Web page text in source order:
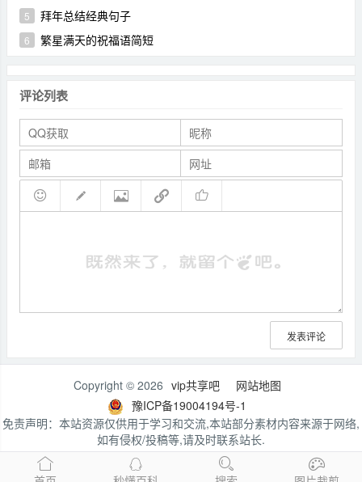
5 拜年总结经典句子
6 繁星满天的祝福语简短
评论列表
发表评论
Copyright © 2026 vip共享吧
网站地图
豫ICP备19004194号-1
免责声明：本站资源仅供用于学习和交流,本站部分素材内容来源于网络,
如有侵权/投稿等,请及时联系站长.